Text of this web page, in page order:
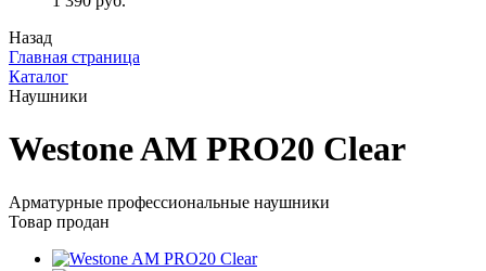
Назад
Главная страница
Каталог
Наушники
Westone AM PRO20 Clear
Арматурные профессиональные наушники
Товар продан